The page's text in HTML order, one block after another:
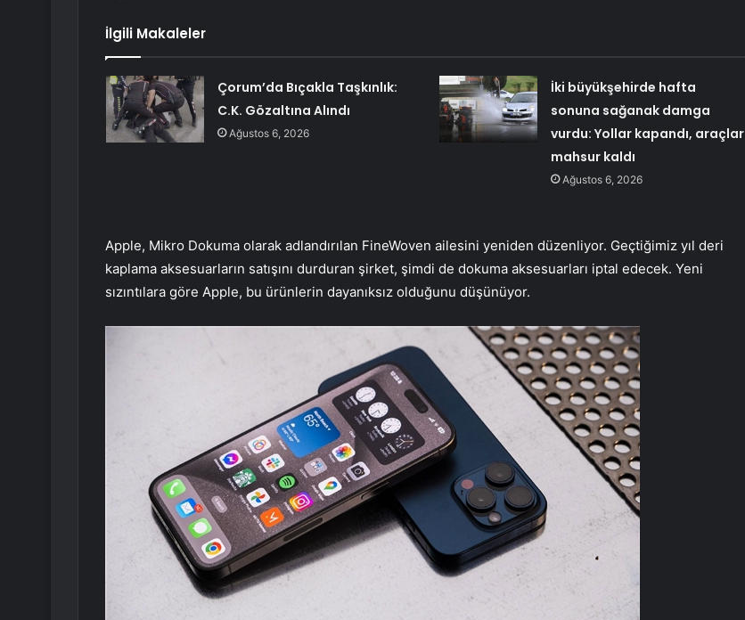
İlgili Makaleler
Çorum’da Bıçakla Taşkınlık:
C.K. Gözaltına Alındı
Ağustos 6, 2026
İki büyükşehirde hafta
sonuna sağanak damga
vurdu: Yollar kapandı, araçlar
mahsur kaldı
Ağustos 6, 2026
Apple, Mikro Dokuma olarak adlandırılan FineWoven ailesini yeniden düzenliyor. Geçtiğimiz yıl deri
kaplama aksesuarların satışını durduran şirket, şimdi de dokuma aksesuarları iptal edecek. Yeni
sızıntılara göre Apple, bu ürünlerin dayanıksız olduğunu düşünüyor.